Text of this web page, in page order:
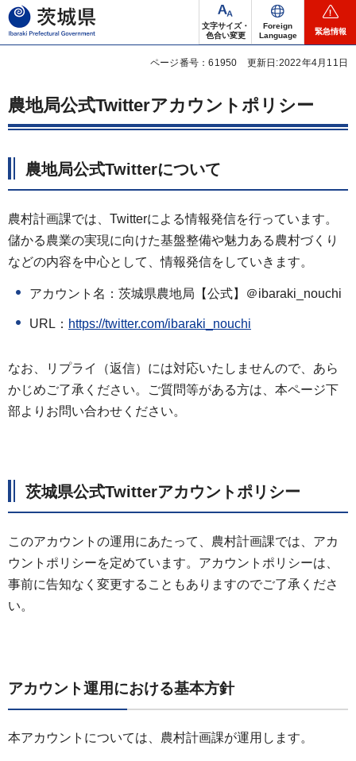
茨城県
文字サイズ・
色合い変更
Foreign
Language
緊急情報
ページ番号：61950 更新日:2022年4月11日
農地局公式Twitterアカウントポリシー
農地局公式Twitterについて
農村計画課では、Twitterによる情報発信を行っています。
儲かる農業の実現に向けた基盤整備や魅力ある農村づくり
などの内容を中心として、情報発信をしていきます。
アカウント名：茨城県農地局【公式】＠ibaraki_nouchi
URL： https://twitter.com/ibaraki_nouchi
なお、リプライ（返信）には対応いたしませんので、あら
かじめご了承ください。ご質問等がある方は、本ページ下
部よりお問い合わせください。
茨城県公式Twitterアカウントポリシー
このアカウントの運用にあたって、農村計画課では、アカ
ウントポリシーを定めています。アカウントポリシーは、
事前に告知なく変更することもありますのでご了承くださ
い。
アカウント運用における基本方針
本アカウントについては、農村計画課が運用します。